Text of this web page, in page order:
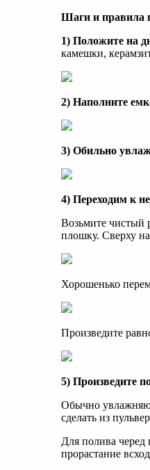
Шаги и правила
1) Положите на
камешки,
2) Наполните
3) Обильно
4) Переходим к
Возьмите чистый
плошку. Сверху
Хорошенько
Произведите
5) Произведите
Обычно
сделать из
Для полива черед
прорастание